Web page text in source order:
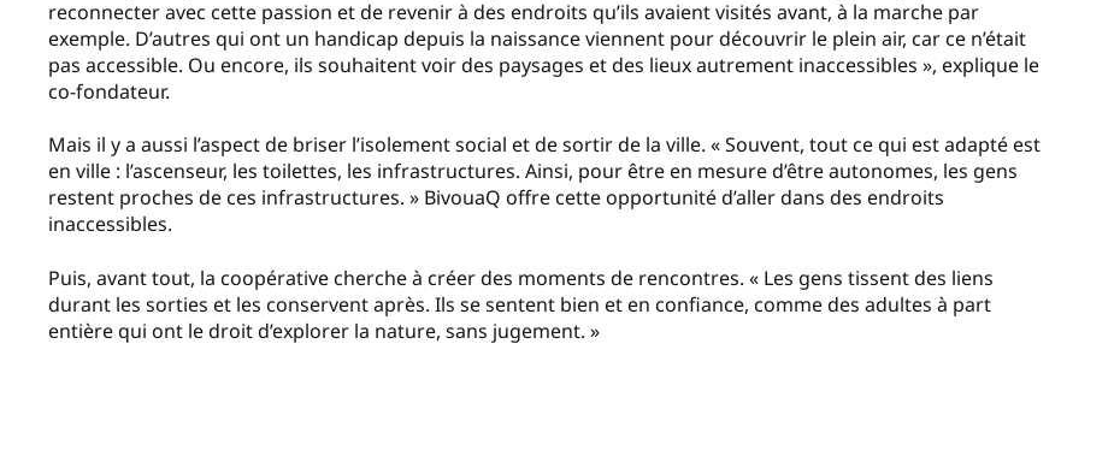
reconnecter avec cette passion et de revenir à des endroits qu’ils avaient visités avant, à la marche par
exemple. D’autres qui ont un handicap depuis la naissance viennent pour découvrir le plein air, car ce n’était
pas accessible. Ou encore, ils souhaitent voir des paysages et des lieux autrement inaccessibles », explique le
co-fondateur.
Mais il y a aussi l’aspect de briser l’isolement social et de sortir de la ville. « Souvent, tout ce qui est adapté est
en ville : l’ascenseur, les toilettes, les infrastructures. Ainsi, pour être en mesure d’être autonomes, les gens
restent proches de ces infrastructures. » BivouaQ offre cette opportunité d’aller dans des endroits
inaccessibles.
Puis, avant tout, la coopérative cherche à créer des moments de rencontres. « Les gens tissent des liens
durant les sorties et les conservent après. Ils se sentent bien et en confiance, comme des adultes à part
entière qui ont le droit d’explorer la nature, sans jugement. »